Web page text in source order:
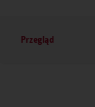
Przegląd